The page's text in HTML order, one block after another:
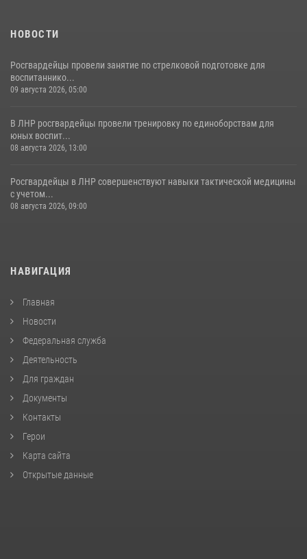
НОВОСТИ
Росгвардейцы провели занятие по стрелковой подготовке для
воспитаннико...
09 августа 2026, 05:00
В ЛНР росгвардейцы провели тренировку по единоборствам для
юных воспит...
08 августа 2026, 13:00
Росгвардейцы в ЛНР совершенствуют навыки тактической медицины
с учетом...
08 августа 2026, 09:00
НАВИГАЦИЯ
Главная
Новости
Федеральная служба
Деятельность
Для граждан
Документы
Контакты
Герои
Карта сайта
Открытые данные